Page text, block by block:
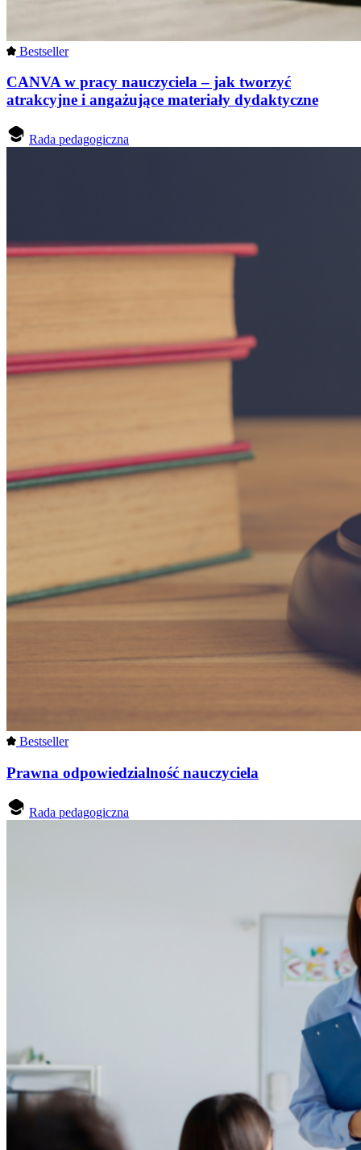
Bestseller
CANVA w pracy nauczyciela – jak tworzyć
atrakcyjne i angażujące materiały dydaktyczne
Rada pedagogiczna
Bestseller
Prawna odpowiedzialność nauczyciela
Rada pedagogiczna